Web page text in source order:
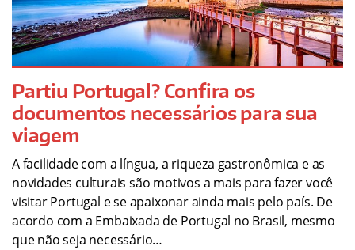
Partiu Portugal? Confira os
documentos necessários para sua
viagem
A facilidade com a língua, a riqueza gastronômica e as
novidades culturais são motivos a mais para fazer você
visitar Portugal e se apaixonar ainda mais pelo país. De
acordo com a Embaixada de Portugal no Brasil, mesmo
que não seja necessário…